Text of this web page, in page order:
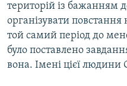
територій із бажанням
організувати повстання
той самий період до
було поставлено
вона. Імені цієї людини